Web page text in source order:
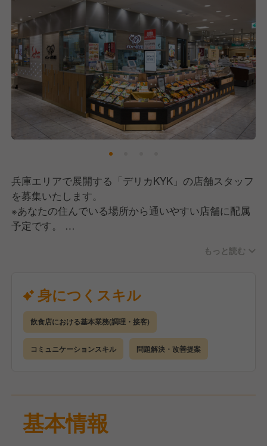
【労働環境について】
現在は月9日休みに改善し、年間休日も111日で、プ
ライベートとのバランスを大切にできる環境を整えて
います。
また、委員会活動を通じて従業員の声を大切にしてい
るので、比較的風通しのいい職場といえるでしょう。
そして、女性が働きやすい職場づくりにも積極的に取
り組んでおり、実際に採用者の半数以上が女性で、育
児休業後の復帰率も90%と高い実績があります。
【福利厚生について】
運営元は長い歴史を持つ老舗安定企業ですので、充実
した福利厚生を完備。
賞与は年2回、家族手当や子育て支援制度、退職金制
度（勤続3年以上）や財形貯蓄制度、確定給付年金制
度など長期的に安心して働ける制度を整えています。
兵庫エリアで展開する「デリカKYK」の店舗スタッフ
を募集いたします。
※あなたの住んでいる場所から通いやすい店舗に配属
予定です。
今回の募集背景は人手不足ではなく、今後の体制強化
飲食経験者優遇ではありますが、未経験の方も大歓迎
です！
【仕事内容】
まずはできるところからお任せしていきますが、全業
務において先輩スタッフがしっかりフォロー・サポー
ご注文受付、料理のお渡し、レジ・お会計など、お客
様との大切な接点となる業務をお願いします。
もっと読む
身につくスキル
飲食店における基本業務(調理・接客)
コミュニケーションスキル 問題解決・改善提案
基本情報